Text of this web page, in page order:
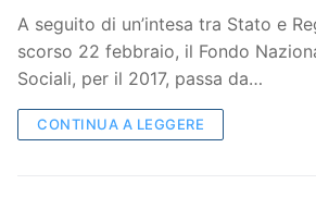
A seguito di un’intesa tra Stato e
scorso 22 febbraio, il Fondo
Sociali, per il 2017, passa da…
CONTINUA A LEGGERE